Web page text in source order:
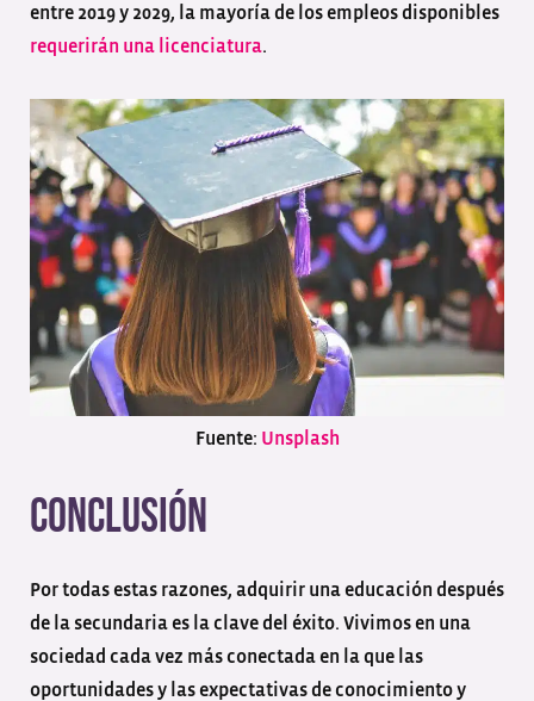
entre 2019 y 2029, la mayoría de los empleos disponibles
requerirán una licenciatura.
Fuente: Unsplash
Conclusión
Por todas estas razones, adquirir una educación después
de la secundaria es la clave del éxito. Vivimos en una
sociedad cada vez más conectada en la que las
oportunidades y las expectativas de conocimiento y